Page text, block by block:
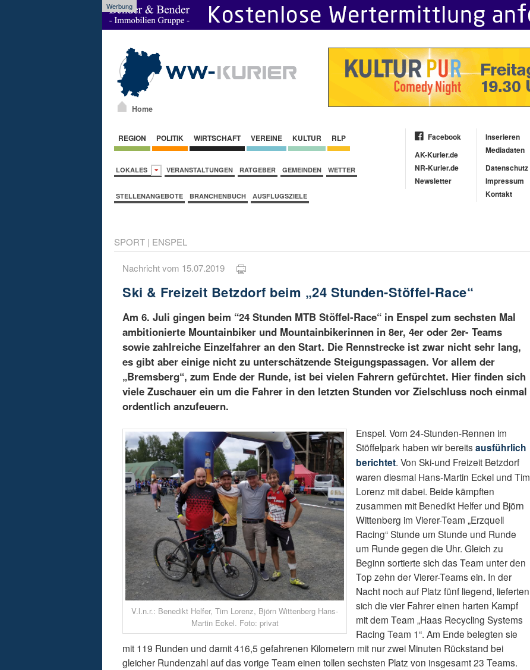
Werbung
Home
REGION POLITIK WIRTSCHAFT VEREINE KULTUR RLP
LOKALES VERANSTALTUNGEN RATGEBER GEMEINDEN WETTER
STELLENANGEBOTE BRANCHENBUCH AUSFLUGSZIELE
Facebook
AK-Kurier.de
NR-Kurier.de
Newsletter
Inserieren
Mediadaten
Datenschutz
Impressum
Kontakt
SPORT | ENSPEL
Nachricht vom 15.07.2019
Ski & Freizeit Betzdorf beim „24 Stunden-Stöffel-Race“
Am 6. Juli gingen beim “24 Stunden MTB Stöffel-Race“ in Enspel zum sechsten Mal
ambitionierte Mountainbiker und Mountainbikerinnen in 8er, 4er oder 2er- Teams
sowie zahlreiche Einzelfahrer an den Start. Die Rennstrecke ist zwar nicht sehr lang,
es gibt aber einige nicht zu unterschätzende Steigungspassagen. Vor allem der
„Bremsberg“, zum Ende der Runde, ist bei vielen Fahrern gefürchtet. Hier finden sich
viele Zuschauer ein um die Fahrer in den letzten Stunden vor Zielschluss noch einmal
ordentlich anzufeuern.
V.l.n.r.: Benedikt Helfer, Tim Lorenz, Björn Wittenberg Hans-
Martin Eckel. Foto: privat
Enspel. Vom 24-Stunden-Rennen im
Stöffelpark haben wir bereits ausführlich
berichtet. Von Ski-und Freizeit Betzdorf
waren diesmal Hans-Martin Eckel und Tim
Lorenz mit dabei. Beide kämpften
zusammen mit Benedikt Helfer und Björn
Wittenberg im Vierer-Team „Erzquell
Racing“ Stunde um Stunde und Runde
um Runde gegen die Uhr. Gleich zu
Beginn sortierte sich das Team unter den
Top zehn der Vierer-Teams ein. In der
Nacht noch auf Platz fünf liegend, lieferten
sich die vier Fahrer einen harten Kampf
mit dem Team „Haas Recycling Systems
Racing Team 1“. Am Ende belegten sie
mit 119 Runden und damit 416,5 gefahrenen Kilometern mit nur zwei Minuten Rückstand bei
gleicher Rundenzahl auf das vorige Team einen tollen sechsten Platz von insgesamt 23 Teams.